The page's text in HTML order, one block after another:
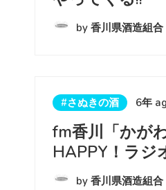
by 香川県酒造組合
#さぬきの酒 6年
fm香川「かが
HAPPY！ラジ
by 香川県酒造組合